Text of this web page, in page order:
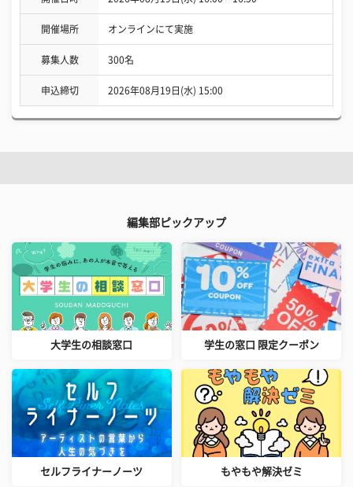
開催場所 オンラインにて実施
募集人数 300名
申込締切 2026年08月19日(水) 15:00
編集部ピックアップ
大学生の相談窓口 学生の窓口 限定クーポン
セルフライナーノーツ もやもや解決ゼミ